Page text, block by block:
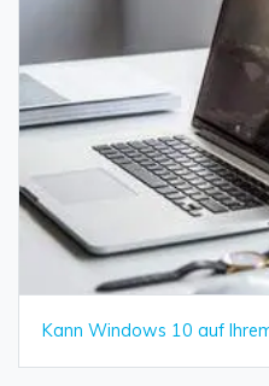
Kann Windows 10 auf